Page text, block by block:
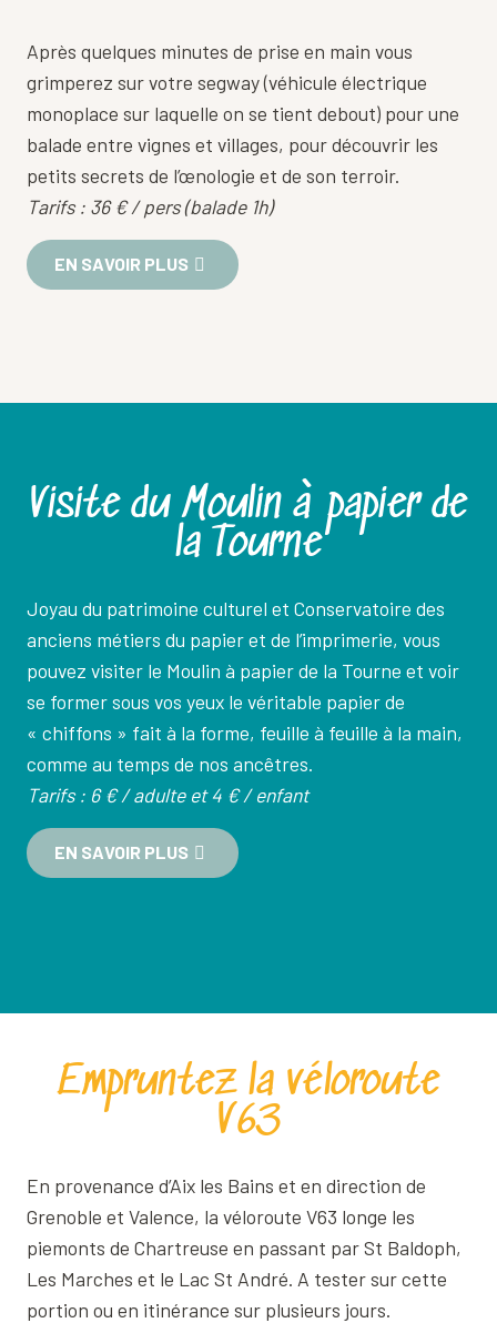
Après quelques minutes de prise en main vous
grimperez sur votre segway (véhicule électrique
monoplace sur laquelle on se tient debout) pour une
balade entre vignes et villages, pour découvrir les
petits secrets de l’œnologie et de son terroir.
Tarifs : 36 € / pers (balade 1h)
EN SAVOIR PLUS
Visite du Moulin à papier de
la Tourne
Joyau du patrimoine culturel et Conservatoire des
anciens métiers du papier et de l’imprimerie, vous
pouvez visiter le Moulin à papier de la Tourne et voir
se former sous vos yeux le véritable papier de
« chiffons » fait à la forme, feuille à feuille à la main,
comme au temps de nos ancêtres.
Tarifs : 6 € / adulte et 4 € / enfant
EN SAVOIR PLUS
Empruntez la véloroute
V63
En provenance d’Aix les Bains et en direction de
Grenoble et Valence, la véloroute V63 longe les
piemonts de Chartreuse en passant par St Baldoph,
Les Marches et le Lac St André. A tester sur cette
portion ou en itinérance sur plusieurs jours.